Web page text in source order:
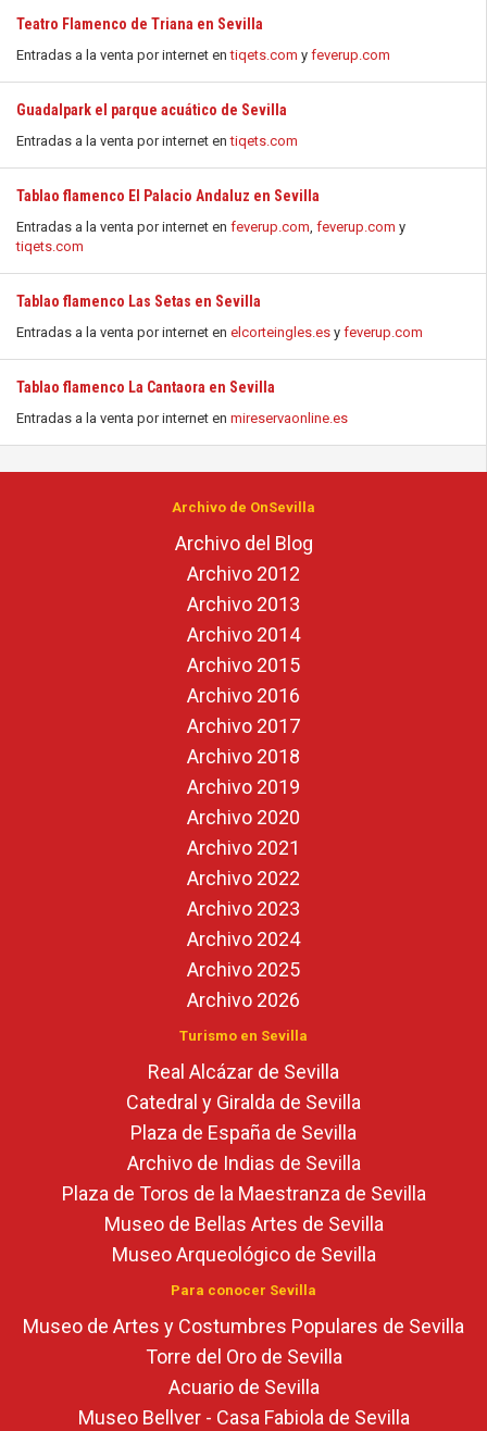
Teatro Flamenco de Triana en Sevilla
Entradas a la venta por internet entiqets.com y feverup.com
Guadalpark el parque acuático de Sevilla
Entradas a la venta por internet entiqets.com
Tablao flamenco El Palacio Andaluz en Sevilla
Entradas a la venta por internet en feverup.com, feverup.com y
tiqets.com
Tablao flamenco Las Setas en Sevilla
Entradas a la venta por internet en elcorteingles.es y feverup.com
Tablao flamenco La Cantaora en Sevilla
Entradas a la venta por internet en mireservaonline.es
Archivo de OnSevilla
Archivo del Blog
Archivo 2012
Archivo 2013
Archivo 2014
Archivo 2015
Archivo 2016
Archivo 2017
Archivo 2018
Archivo 2019
Archivo 2020
Archivo 2021
Archivo 2022
Archivo 2023
Archivo 2024
Archivo 2025
Archivo 2026
Turismo en Sevilla
Real Alcázar de Sevilla
Catedral y Giralda de Sevilla
Plaza de España de Sevilla
Archivo de Indias de Sevilla
Plaza de Toros de la Maestranza de Sevilla
Museo de Bellas Artes de Sevilla
Museo Arqueológico de Sevilla
Para conocer Sevilla
Museo de Artes y Costumbres Populares de Sevilla
Torre del Oro de Sevilla
Acuario de Sevilla
Museo Bellver - Casa Fabiola de Sevilla